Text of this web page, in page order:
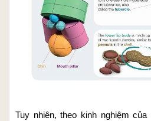
Tuy nhiên, theo kinh nghiệm